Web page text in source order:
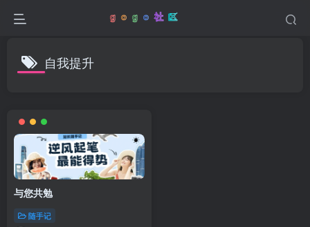
自我提升
与您共勉
随手记